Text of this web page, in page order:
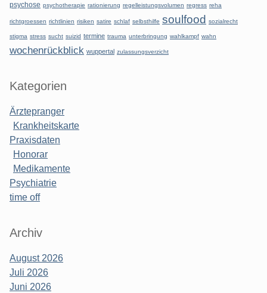
psychose psychotherapie rationierung regelleistungsvolumen regress reha
richtgroessen richtlinien risiken satire schlaf selbsthilfe soulfood sozialrecht
stigma stress sucht suizid termine trauma unterbringung wahlkampf wahn
wochenrückblick wuppertal zulassungsverzicht
Kategorien
Ärztepranger
Krankheitskarte
Praxisdaten
Honorar
Medikamente
Psychiatrie
time off
Archiv
August 2026
Juli 2026
Juni 2026